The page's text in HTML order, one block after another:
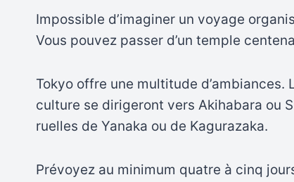
Impossible d’imaginer un voyage
Vous pouvez passer d’un temple
Tokyo offre une multitude
culture se dirigeront vers Akihabara ou
ruelles de Yanaka ou de Kagurazaka.
Prévoyez au minimum quatre à cinq